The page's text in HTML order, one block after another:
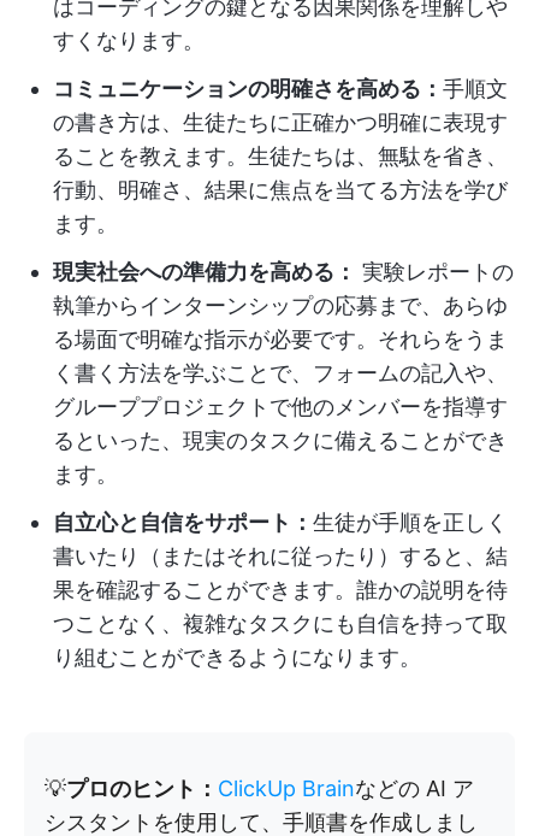
はコーディングの鍵となる因果関係を理解しや
すくなります。
コミュニケーションの明確さを高める： 手順文
の書き方は、生徒たちに正確かつ明確に表現す
ることを教えます。生徒たちは、無駄を省き、
行動、明確さ、結果に焦点を当てる方法を学び
ます。
現実社会への準備力を高める： 実験レポートの
執筆からインターンシップの応募まで、あらゆ
る場面で明確な指示が必要です。それらをうま
く書く方法を学ぶことで、フォームの記入や、
グループプロジェクトで他のメンバーを指導す
るといった、現実のタスクに備えることができ
ます。
自立心と自信をサポート： 生徒が手順を正しく
書いたり（またはそれに従ったり）すると、結
果を確認することができます。誰かの説明を待
つことなく、複雑なタスクにも自信を持って取
り組むことができるようになります。
💡プロのヒント： ClickUp Brainなどの AI ア
シスタントを使用して、手順書を作成しまし